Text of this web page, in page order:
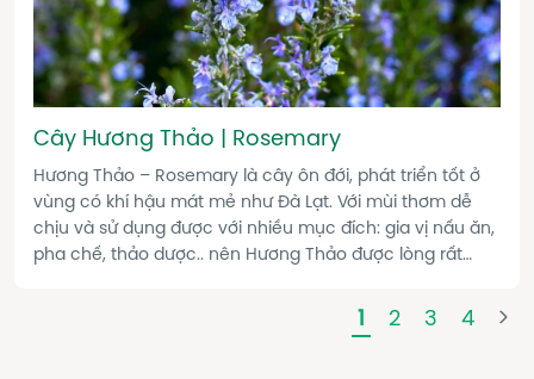
Cây Hương Thảo | Rosemary
Hương Thảo – Rosemary là cây ôn đới, phát triển tốt ở
vùng có khí hậu mát mẻ như Đà Lạt. Với mùi thơm dễ
chịu và sử dụng được với nhiều mục đích: gia vị nấu ăn,
pha chế, thảo dược.. nên Hương Thảo được lòng rất
1 2 3 4